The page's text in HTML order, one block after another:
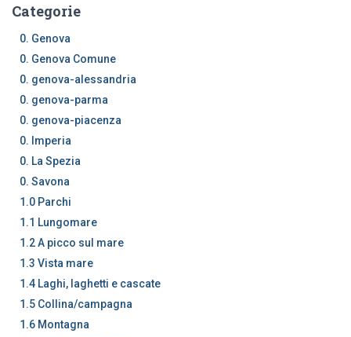
Categorie
0. Genova
0. Genova Comune
0. genova-alessandria
0. genova-parma
0. genova-piacenza
0. Imperia
0. La Spezia
0. Savona
1.0 Parchi
1.1 Lungomare
1.2 A picco sul mare
1.3 Vista mare
1.4 Laghi, laghetti e cascate
1.5 Collina/campagna
1.6 Montagna